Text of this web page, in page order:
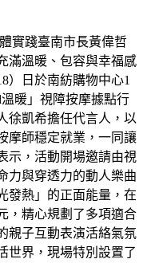
實踐臺南市長黃偉哲
滿溫暖、包容與幸福感
）日於南紡購物中心1
暖」視障按摩據點行
徐凱希擔任代言人，以
摩師穩定就業，一同讓
示，活動開場邀請由視
力與穿透力的動人樂曲
發熱」的正面能量，在
，精心規劃了多項適合
親子互動表演活絡氣氛
世界，現場特別設置了